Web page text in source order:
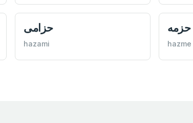
حزامی
hazami
حزمه
hazme